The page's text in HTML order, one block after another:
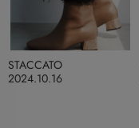
2024.10.16
STACCATO